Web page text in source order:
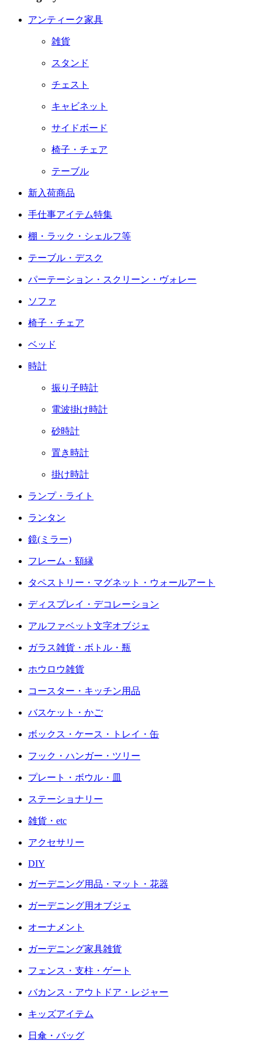
アンティーク家具
雑貨
スタンド
チェスト
キャビネット
サイドボード
椅子・チェア
テーブル
新入荷商品
手仕事アイテム特集
棚・ラック・シェルフ等
テーブル・デスク
パーテーション・スクリーン・ヴォレー
ソファ
椅子・チェア
ベッド
時計
振り子時計
電波掛け時計
砂時計
置き時計
掛け時計
ランプ・ライト
ランタン
鏡(ミラー)
フレーム・額縁
タペストリー・マグネット・ウォールアート
ディスプレイ・デコレーション
アルファベット文字オブジェ
ガラス雑貨・ボトル・瓶
ホウロウ雑貨
コースター・キッチン用品
バスケット・かご
ボックス・ケース・トレイ・缶
フック・ハンガー・ツリー
プレート・ボウル・皿
ステーショナリー
雑貨・etc
アクセサリー
DIY
ガーデニング用品・マット・花器
ガーデニング用オブジェ
オーナメント
ガーデニング家具雑貨
フェンス・支柱・ゲート
バカンス・アウトドア・レジャー
キッズアイテム
日傘・バッグ